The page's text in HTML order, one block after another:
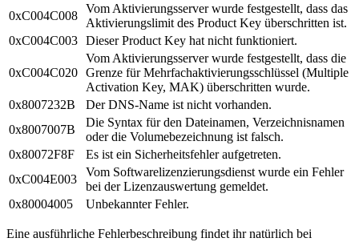
0xC004C008
Vom Aktivierungsserver wurde festgestellt, dass das
Aktivierungslimit des Product Key überschritten ist.
0xC004C003 Dieser Product Key hat nicht funktioniert.
0xC004C020
Vom Aktivierungsserver wurde festgestellt, dass die
Grenze für Mehrfachaktivierungsschlüssel (Multiple
Activation Key, MAK) überschritten wurde.
0x8007232B
Der DNS-Name ist nicht vorhanden.
0x8007007B
Die Syntax für den Dateinamen, Verzeichnisnamen
oder die Volumebezeichnung ist falsch.
0x80072F8F
Es ist ein Sicherheitsfehler aufgetreten.
0xC004E003
Vom Softwarelizenzierungsdienst wurde ein Fehler
bei der Lizenzauswertung gemeldet.
0x80004005
Unbekannter Fehler.
Eine ausführliche Fehlerbeschreibung findet ihr natürlich bei